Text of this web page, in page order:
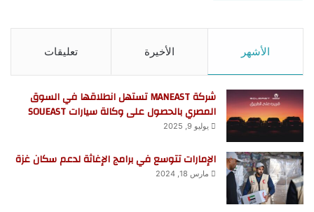
الأشهر الأخيرة تعليقات
شركة MANEAST تستهل انطلاقها في السوق
المصري بالحصول على وكالة سيارات SOUEAST
يوليو 9, 2025
الإمارات تتوسع في برامج الإغاثة لدعم سكان غزة
مارس 18, 2024